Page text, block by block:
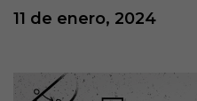
11 de enero, 2024